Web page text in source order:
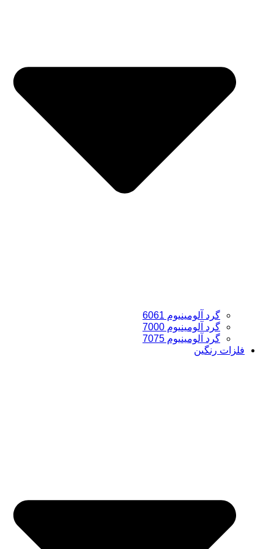
گرد آلومینیوم 6061
گرد آلومینیوم 7000
گرد آلومینیوم 7075
فلزات رنگین